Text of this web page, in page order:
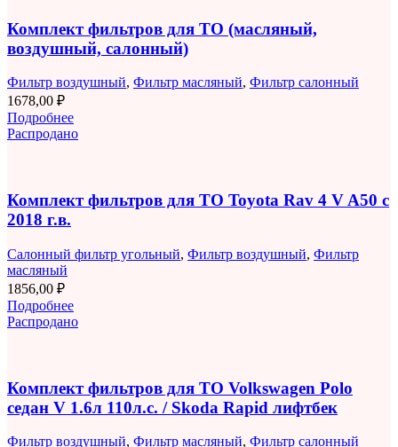
Комплект фильтров для ТО (масляный,
воздушный, салонный)
Фильтр воздушный, Фильтр масляный, Фильтр салонный
1678,00 ₽
Подробнее
Распродано
Комплект фильтров для ТО Toyota Rav 4 V A50 с
2018 г.в.
Салонный фильтр угольный, Фильтр воздушный, Фильтр
масляный
1856,00 ₽
Подробнее
Распродано
Комплект фильтров для ТО Volkswagen Polo
седан V 1.6л 110л.с. / Skoda Rapid лифтбек
Фильтр воздушный, Фильтр масляный, Фильтр салонный